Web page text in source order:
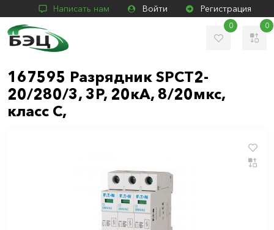
Написать нам Войти Регистрация
0 0
167595 Разрядник SPCT2-
20/280/3, 3P, 20кА, 8/20мкс,
класс С,